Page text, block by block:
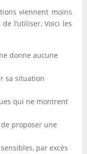
viennent moins
l’utiliser. Voici les
donne aucune
sa situation
qui ne montrent
proposer une
par excès